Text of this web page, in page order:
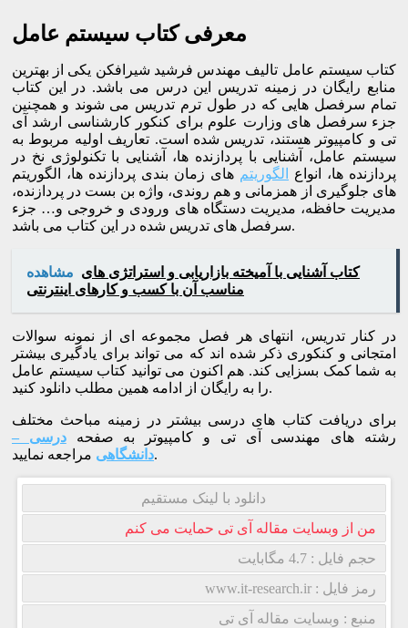
معرفی کتاب سیستم عامل
کتاب سیستم عامل تالیف مهندس فرشید شیرافکن یکی از بهترین
منابع رایگان در زمینه تدریس این درس می باشد. در این کتاب
تمام سرفصل هایی که در طول ترم تدریس می شوند و همچنین
جزء سرفصل های وزارت علوم برای کنکور کارشناسی ارشد آی
تی و کامپیوتر هستند، تدریس شده است. تعاریف اولیه مربوط به
سیستم عامل، آشنایی با پردازنده ها، آشنایی با تکنولوژی نخ در
پردازنده ها، انواع
الگوریتم های زمان بندی پردازنده ها، الگوریتم
های جلوگیری از همزمانی و هم روندی، واژه بن بست در پردازنده،
مدیریت حافظه، مدیریت دستگاه های ورودی و خروجی و… جزء
سرفصل های تدریس شده در این کتاب می باشد.
مشاهده کتاب آشنایی با آمیخته بازاریابی و استراتژی های
مناسب آن با کسب و کارهای اینترنتی
در کنار تدریس، انتهای هر فصل مجموعه ای از نمونه سوالات
امتجانی و کنکوری ذکر شده اند که می تواند برای یادگیری بیشتر
به شما کمک بسزایی کند. هم اکنون می توانید کتاب سیستم عامل
را به رایگان از ادامه همین مطلب دانلود کنید.
برای دریافت کتاب های درسی بیشتر در زمینه مباحث مختلف
رشته های مهندسی آی تی و کامپیوتر به صفحهدرسی –
دانشگاهیمراجعه نمایید.
دانلود با لینک مستقیم
من از وبسایت مقاله آی تی حمایت می کنم
حجم فایل : 4.7 مگابایت
رمز فایل : www.it-research.ir
منبع : وبسایت مقاله آی تی